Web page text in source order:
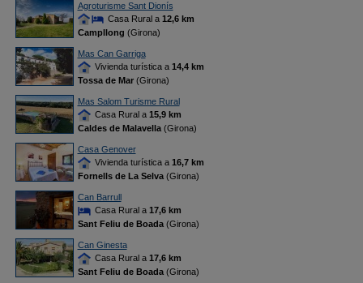
Agroturisme Sant Dionís
Casa Rural a 12,6 km
Campllong (Girona)
Mas Can Garriga
Vivienda turística a 14,4 km
Tossa de Mar(Girona)
Mas Salom Turisme Rural
Casa Rural a 15,9 km
Caldes de Malavella(Girona)
Casa Genover
Vivienda turística a 16,7 km
Fornells de La Selva(Girona)
Can Barrull
Casa Rural a 17,6 km
Sant Feliu de Boada(Girona)
Can Ginesta
Casa Rural a 17,6 km
Sant Feliu de Boada(Girona)